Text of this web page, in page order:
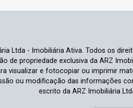
Ltda - Imobiliária Ativa. Todos os
de propriedade exclusiva da ARZ
visualizar e fotocopiar ou imprimir
ou modificação das informações
escrito da ARZ Imobiliária